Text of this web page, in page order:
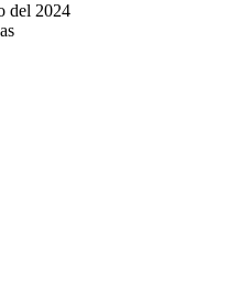
del 2024